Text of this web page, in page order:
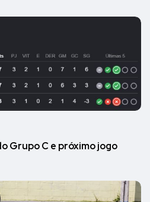
Grupo C e próximo jogo